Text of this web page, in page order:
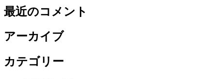
最近のコメント
アーカイブ
カテゴリー